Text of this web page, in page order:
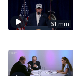
61 min